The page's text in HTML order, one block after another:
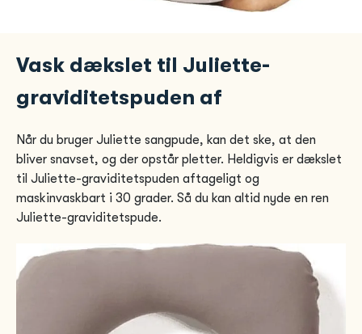
Vask dækslet til Juliette-
graviditetspuden af
Når du bruger Juliette sangpude, kan det ske, at den
bliver snavset, og der opstår pletter. Heldigvis er dækslet
til Juliette-graviditetspuden aftageligt og
maskinvaskbart i 30 grader. Så du kan altid nyde en ren
Juliette-graviditetspude.